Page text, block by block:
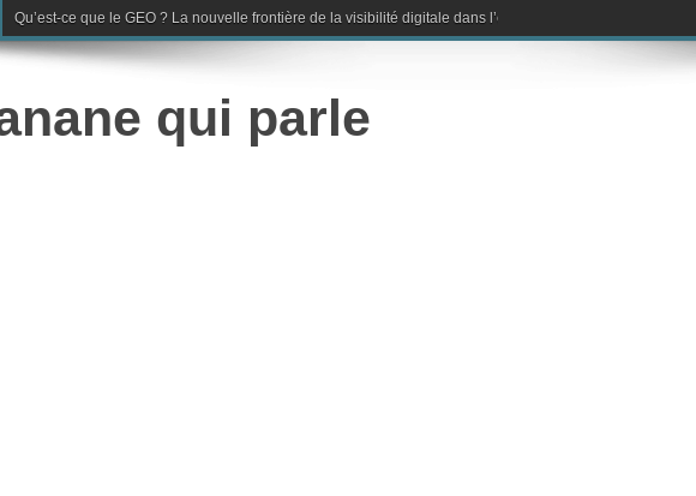
Qu’est-ce que le GEO ? La nouvelle frontière de la visibilité digitale dans l’ère de l’intelligence artificielle